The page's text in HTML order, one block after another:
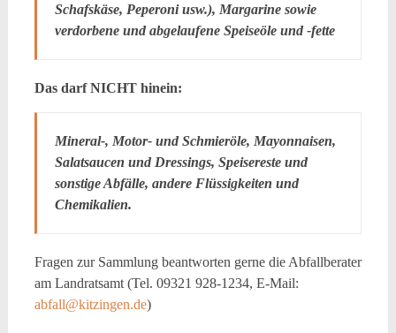
Schafskäse, Peperoni usw.), Margarine sowie
verdorbene und abgelaufene Speiseöle und -fette
Das darf NICHT hinein:
Mineral-, Motor- und Schmieröle, Mayonnaisen,
Salatsaucen und Dressings, Speisereste und
sonstige Abfälle, andere Flüssigkeiten und
Chemikalien.
Fragen zur Sammlung beantworten gerne die Abfallberater
am Landratsamt (Tel. 09321 928-1234, E-Mail:
abfall@kitzingen.de)